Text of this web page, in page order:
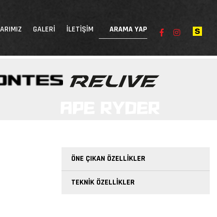
GALERI İLETIŞIM
ÖNE ÇIKAN ÖZELLIKLER
TEKNIK ÖZELLIKLER